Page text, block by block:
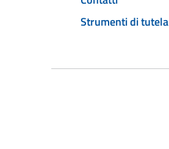
Strumenti di tutela